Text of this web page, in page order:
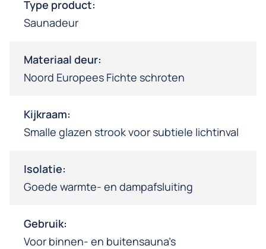
Type product:
Saunadeur
Materiaal deur:
Noord Europees Fichte schroten
Kijkraam:
Smalle glazen strook voor subtiele lichtinval
Isolatie:
Goede warmte- en dampafsluiting
Gebruik:
Voor binnen- en buitensauna’s